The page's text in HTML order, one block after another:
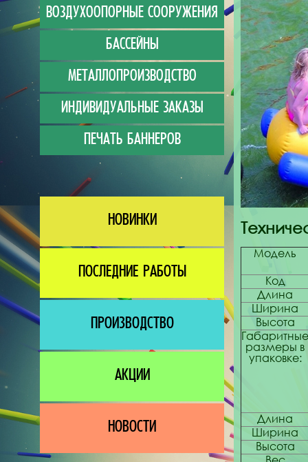
ВОЗДУХООПОРНЫЕ СООРУЖЕНИЯ
БАССЕЙНЫ
МЕТАЛЛОПРОИЗВОДСТВО
ИНДИВИДУАЛЬНЫЕ ЗАКАЗЫ
ПЕЧАТЬ БАННЕРОВ
НОВИНКИ
ПОСЛЕДНИЕ РАБОТЫ
ПРОИЗВОДСТВО
АКЦИИ
НОВОСТИ
Модель
Код
Длина
Ширина
Высота
Габаритные
размеры в
упаковке:
Длина
Ширина
Высота